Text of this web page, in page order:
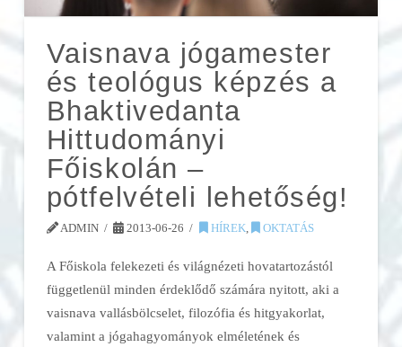
Vaisnava jógamester
és teológus képzés a
Bhaktivedanta
Hittudományi
Főiskolán –
pótfelvételi lehetőség!
ADMIN 2013-06-26 HÍREK, OKTATÁS
A Főiskola felekezeti és világnézeti hovatartozástól
függetlenül minden érdeklődő számára nyitott, aki a
vaisnava vallásbölcselet, filozófia és hitgyakorlat,
valamint a jógahagyományok elméletének és